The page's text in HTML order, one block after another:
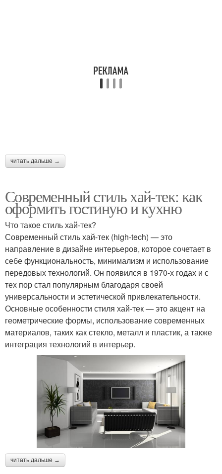
читать дальше →
Современный стиль хай-тек: как
оформить гостиную и кухню
Что такое стиль хай-тек?
Современный стиль хай-тек (high-tech) — это
направление в дизайне интерьеров, которое сочетает в
себе функциональность, минимализм и использование
передовых технологий. Он появился в 1970-х годах и с
тех пор стал популярным благодаря своей
универсальности и эстетической привлекательности.
Основные особенности стиля хай-тек — это акцент на
геометрические формы, использование современных
материалов, таких как стекло, металл и пластик, а также
интеграция технологий в интерьер.
читать дальше →